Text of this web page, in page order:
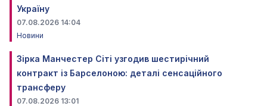
Україну
07.08.2026 14:04
Новини
Зірка Манчестер Сіті узгодив шестирічний
контракт із Барселоною: деталі сенсаційного
трансферу
07.08.2026 13:01